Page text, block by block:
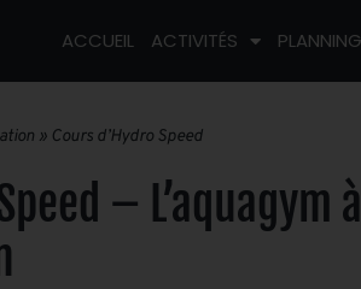
ACCUEIL ACTIVITÉS
» Cours d’Hydro Speed
– L’aquagym